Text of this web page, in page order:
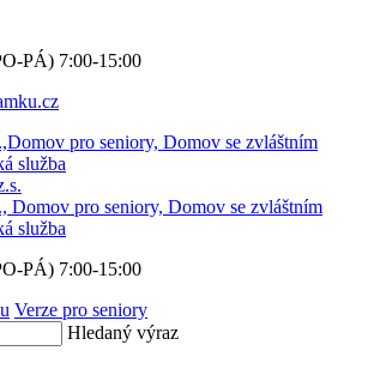
PÁ) 7:00-15:00
Domov pro seniory, Domov se zvláštním
služba
Domov pro seniory, Domov se zvláštním
služba
PÁ) 7:00-15:00
Verze pro seniory
Hledaný výraz